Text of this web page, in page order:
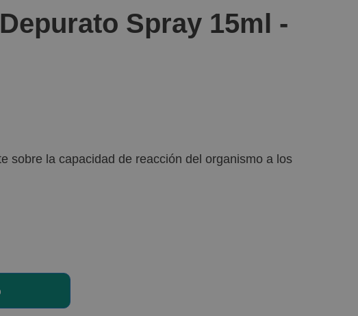
Spray 15ml -
sobre la capacidad de reacción del organismo a los